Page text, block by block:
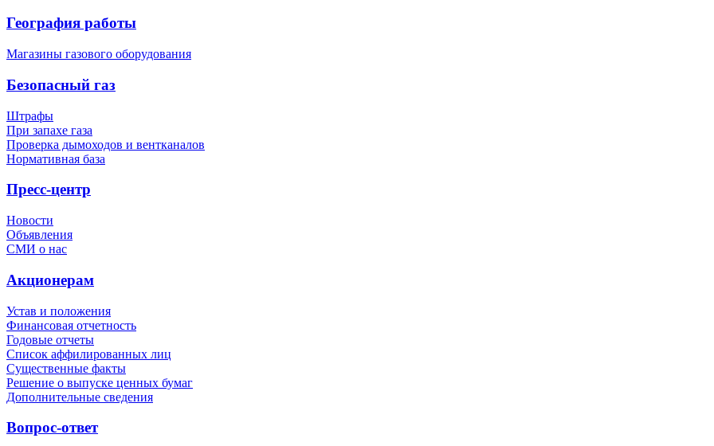
География работы
Магазины газового оборудования
Безопасный газ
Штрафы
При запахе газа
Проверка дымоходов и вентканалов
Нормативная база
Пресс-центр
Новости
Объявления
СМИ о нас
Акционерам
Устав и положения
Финансовая отчетность
Годовые отчеты
Список аффилированных лиц
Существенные факты
Решение о выпуске ценных бумаг
Дополнительные сведения
Вопрос-ответ